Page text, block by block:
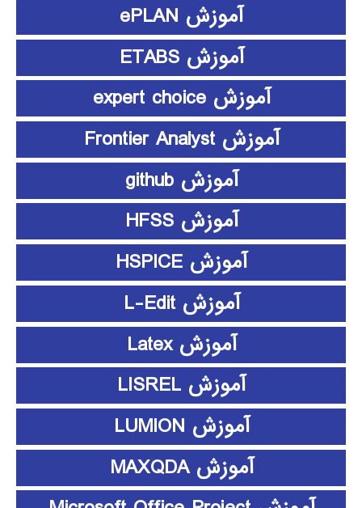
آموزش ePLAN
آموزش ETABS
آموزش expert choice
آموزش Frontier Analyst
آموزش github
آموزش HFSS
آموزش HSPICE
آموزش L-Edit
آموزش Latex
آموزش LISREL
آموزش LUMION
آموزش MAXQDA